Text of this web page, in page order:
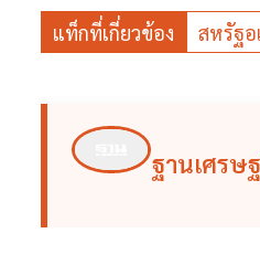
แท็กที่เกี่ยวข้อง สหรัฐอ
ฐานเศรษ